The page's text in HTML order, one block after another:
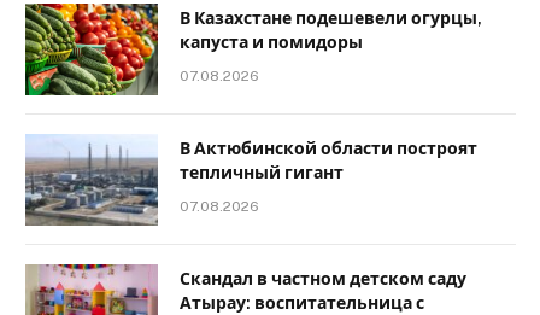
В Казахстане подешевели огурцы,
капуста и помидоры
07.08.2026
В Актюбинской области построят
тепличный гигант
07.08.2026
Скандал в частном детском саду
Атырау: воспитательница с